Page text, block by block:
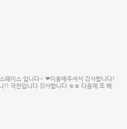
페이스 입니다~ ❤이용해주셔서 감사합니다!
!! 극찬입니다 감사합니다 ㅎㅎ 다음에 또 봬